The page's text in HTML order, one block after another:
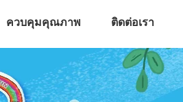
ควบคุมคุณภาพ ติดต่อเรา